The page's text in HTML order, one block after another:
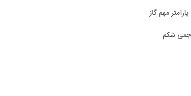
مهم گاز
شکم